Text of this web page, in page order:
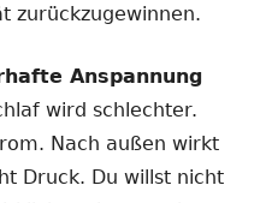
zurückzugewinnen.
Anspannung
wird schlechter.
Nach außen wirkt
Druck. Du willst nicht